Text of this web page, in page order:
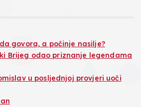
govora, a počinje nasilje?
Brijeg odao priznanje legendama
u posljednjoj provjeri uoči